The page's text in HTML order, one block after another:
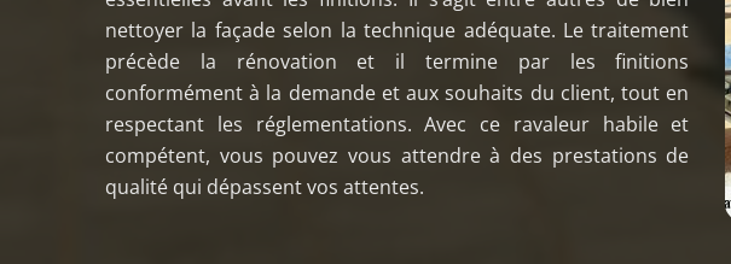
nettoyer la façade selon la technique adéquate. Le traitement
précède la rénovation et il termine par les finitions
conformément à la demande et aux souhaits du client, tout en
respectant les réglementations. Avec ce ravaleur habile et
compétent, vous pouvez vous attendre à des prestations de
qualité qui dépassent vos attentes.